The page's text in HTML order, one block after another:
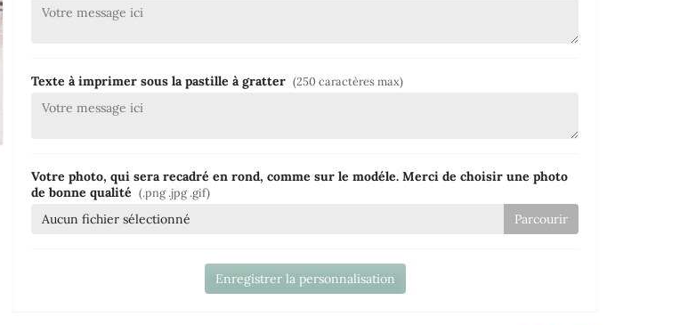
Texte à imprimer sous la pastille à gratter (250 caractères max)
Votre photo, qui sera recadré en rond, comme sur le modéle. Merci de choisir une photo
de bonne qualité (.png .jpg .gif)
Aucun fichier sélectionné
Enregistrer la personnalisation